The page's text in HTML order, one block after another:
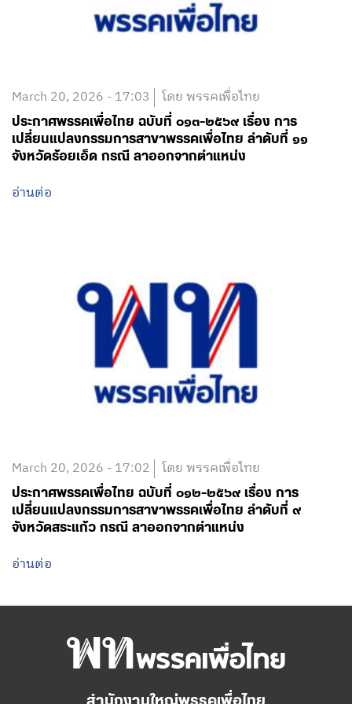
March 20, 2026 - 17:03 โดย พรรคเพื่อไทย
ประกาศพรรคเพื่อไทย ฉบับที่ ๐๑๓-๒๕๖๙ เรื่อง การ
เปลี่ยนแปลงกรรมการสาขาพรรคเพื่อไทย ลำดับที่ ๑๑
จังหวัดร้อยเอ็ด กรณี ลาออกจากตำแหน่ง
อ่านต่อ
March 20, 2026 - 17:02 โดย พรรคเพื่อไทย
ประกาศพรรคเพื่อไทย ฉบับที่ ๐๑๒-๒๕๖๙ เรื่อง การ
เปลี่ยนแปลงกรรมการสาขาพรรคเพื่อไทย ลำดับที่ ๙
จังหวัดสระแก้ว กรณี ลาออกจากตำแหน่ง
อ่านต่อ